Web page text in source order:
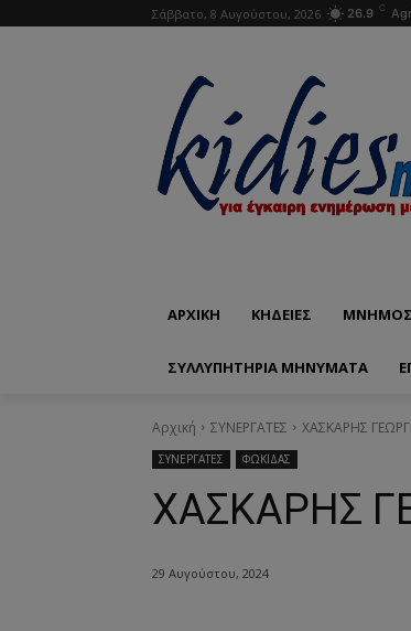
Σάββατο, 8 Αυγούστου, 2026 26.9 C
ΑΡΧΙΚΗ ΚΗΔΕΙΕΣ
ΣΥΛΛΥΠΗΤΗΡΙΑ ΜΗΝΥΜΑΤΑ
Αρχική ΣΥΝΕΡΓΑΤΕΣ ΧΑΣΚΑΡΗΣ
ΣΥΝΕΡΓΑΤΕΣ ΦΩΚΙΔΑΣ
ΧΑΣΚΑΡΗΣ
29 Αυγούστου, 2024